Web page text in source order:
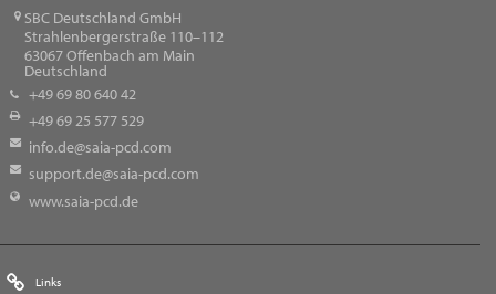
SBC Deutschland GmbH
Strahlenbergerstraße 110–112
63067Offenbach am Main
Deutschland
+49 69 80 640 42
+49 69 25 577 529
info.de@saia-pcd.com
support.de@saia-pcd.com
www.saia-pcd.de
Links